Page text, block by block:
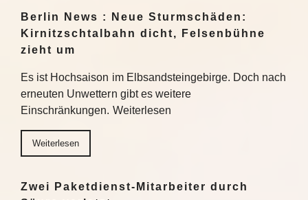
Berlin News : Neue Sturmschäden:
Kirnitzschtalbahn dicht, Felsenbühne
zieht um
Es ist Hochsaison im Elbsandsteingebirge. Doch nach
erneuten Unwettern gibt es weitere
Einschränkungen. Weiterlesen
Weiterlesen
Zwei Paketdienst-Mitarbeiter durch